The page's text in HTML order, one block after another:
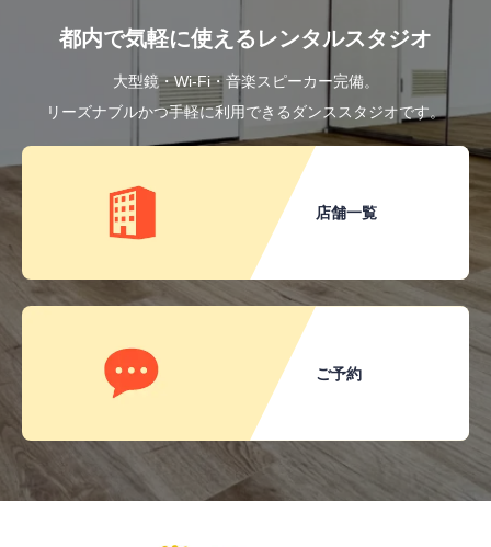
都内で気軽に使えるレンタルスタジオ
大型鏡・Wi-Fi・音楽スピーカー完備。
リーズナブルかつ手軽に利用できるダンススタジオです。
店舗一覧
ご予約